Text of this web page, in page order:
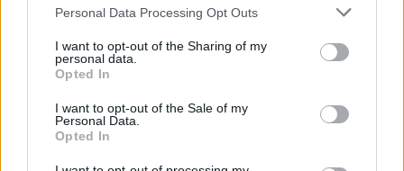
Please note that this website/app uses one or more Google
not limited to your visit or usage behaviour. You may click to
grant or deny consent to Google and its third-party tags to
use your data for below specified purposes in below Google
consent section.
Personal Data Processing Opt Outs
I want to opt-out of the Sharing of my
personal data.
Opted In
I want to opt-out of the Sale of my
Personal Data.
Opted In